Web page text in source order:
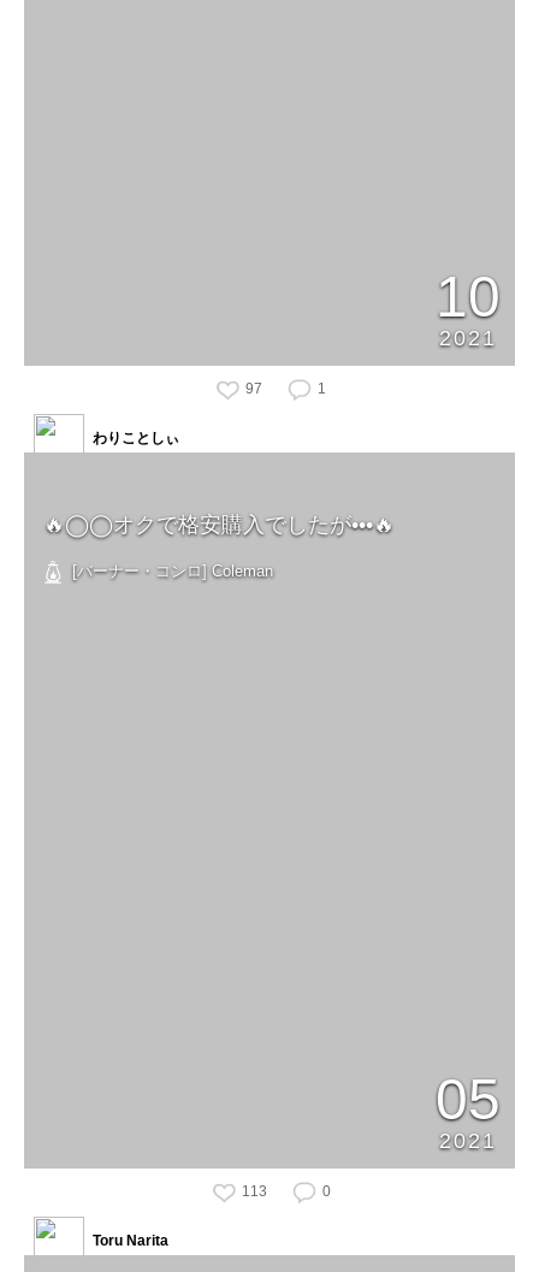
10
2021
97 1
🔥◯◯オクで格安購入でしたが•••🔥
[バーナー・コンロ] Coleman
05
2021
わりことしぃ
113 0
Toru Narita